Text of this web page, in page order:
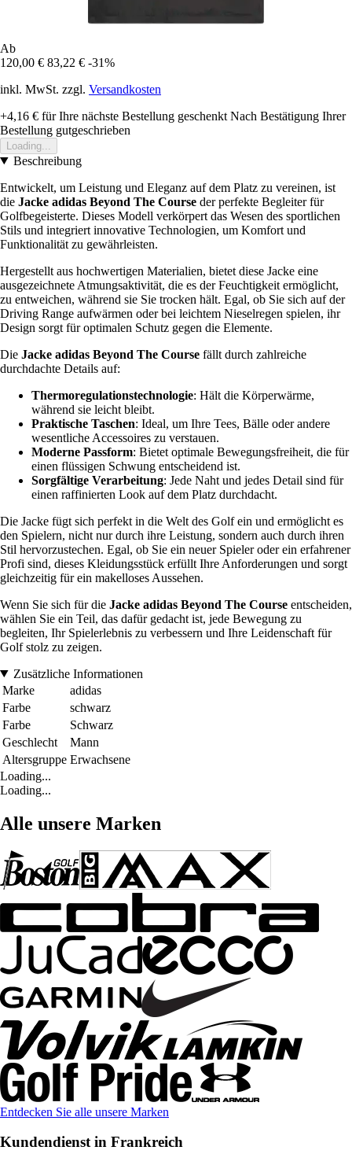
Ab
120,00 € 83,22 € -31%
inkl. MwSt. zzgl. Versandkosten
+4,16 € für Ihre nächste Bestellung geschenkt Nach Bestätigung Ihrer
Bestellung gutgeschrieben
Loading...
Beschreibung
Entwickelt, um Leistung und Eleganz auf dem Platz zu vereinen, ist
die Jacke adidas Beyond The Course der perfekte Begleiter für
Golfbegeisterte. Dieses Modell verkörpert das Wesen des sportlichen
Stils und integriert innovative Technologien, um Komfort und
Funktionalität zu gewährleisten.
Hergestellt aus hochwertigen Materialien, bietet diese Jacke eine
ausgezeichnete Atmungsaktivität, die es der Feuchtigkeit ermöglicht,
zu entweichen, während sie Sie trocken hält. Egal, ob Sie sich auf der
Driving Range aufwärmen oder bei leichtem Nieselregen spielen, ihr
Design sorgt für optimalen Schutz gegen die Elemente.
Die Jacke adidas Beyond The Course fällt durch zahlreiche
durchdachte Details auf:
Thermoregulationstechnologie: Hält die Körperwärme,
während sie leicht bleibt.
Praktische Taschen: Ideal, um Ihre Tees, Bälle oder andere
wesentliche Accessoires zu verstauen.
Moderne Passform: Bietet optimale Bewegungsfreiheit, die für
einen flüssigen Schwung entscheidend ist.
Sorgfältige Verarbeitung: Jede Naht und jedes Detail sind für
einen raffinierten Look auf dem Platz durchdacht.
Die Jacke fügt sich perfekt in die Welt des Golf ein und ermöglicht es
den Spielern, nicht nur durch ihre Leistung, sondern auch durch ihren
Stil hervorzustechen. Egal, ob Sie ein neuer Spieler oder ein erfahrener
Profi sind, dieses Kleidungsstück erfüllt Ihre Anforderungen und sorgt
gleichzeitig für ein makelloses Aussehen.
Wenn Sie sich für die Jacke adidas Beyond The Course entscheiden,
wählen Sie ein Teil, das dafür gedacht ist, jede Bewegung zu
begleiten, Ihr Spielerlebnis zu verbessern und Ihre Leidenschaft für
Golf stolz zu zeigen.
Zusätzliche Informationen
Marke
adidas
Farbe
schwarz
Farbe
Schwarz
Geschlecht
Mann
Altersgruppe Erwachsene
Loading...
Loading...
Alle unsere Marken
Entdecken Sie alle unsere Marken
Kundendienst in Frankreich